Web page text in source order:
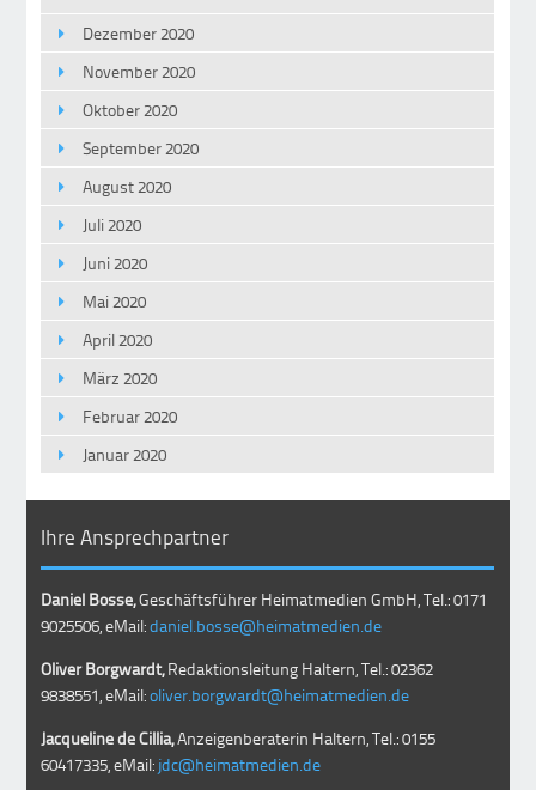
Dezember 2020
November 2020
Oktober 2020
September 2020
August 2020
Juli 2020
Juni 2020
Mai 2020
April 2020
März 2020
Februar 2020
Januar 2020
Ihre Ansprechpartner
Daniel Bosse,Geschäftsführer Heimatmedien GmbH, Tel.: 0171
9025506, eMail:daniel.bosse@heimatmedien.de
Oliver Borgwardt,Redaktionsleitung Haltern, Tel.: 02362
9838551, eMail:oliver.borgwardt@heimatmedien.de
Jacqueline de Cillia,Anzeigenberaterin Haltern, Tel.: 0155
60417335, eMail: jdc@heimatmedien.de